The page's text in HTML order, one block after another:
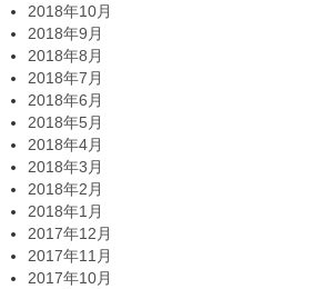
2018年10月
2018年9月
2018年8月
2018年7月
2018年6月
2018年5月
2018年4月
2018年3月
2018年2月
2018年1月
2017年12月
2017年11月
2017年10月